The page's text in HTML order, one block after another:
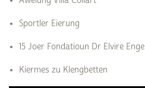
Sportler Eierung
15 Joer Fondatioun Dr Elvire Engel
Kiermes zu Klengbetten